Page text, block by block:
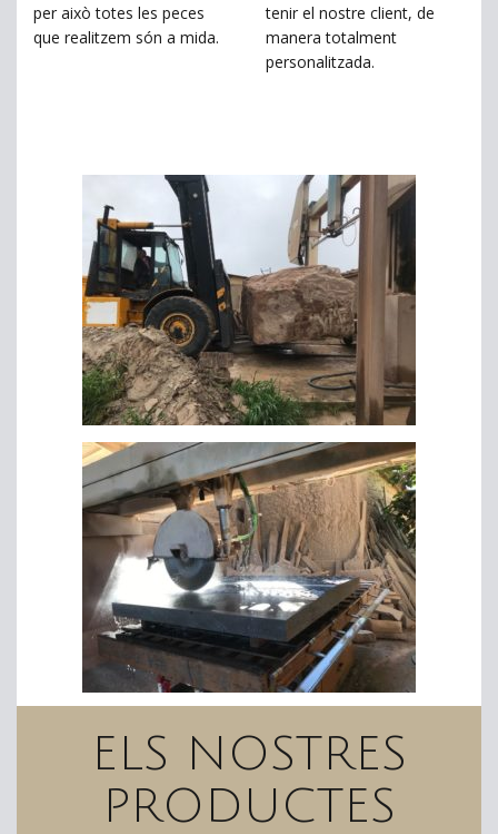
per això totes les peces
que realitzem són a mida.
tenir el nostre client, de
manera totalment
personalitzada.
ELS NOSTRES
PRODUCTES